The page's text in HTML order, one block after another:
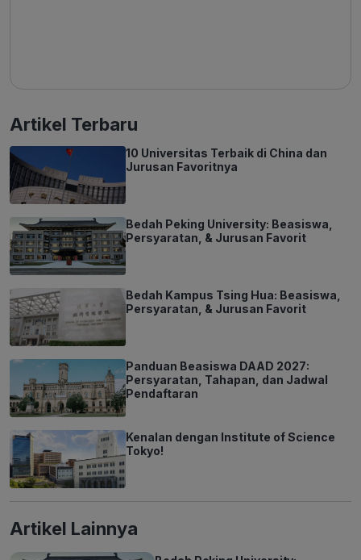
Artikel Terbaru
10 Universitas Terbaik di China dan
Jurusan Favoritnya
Bedah Peking University: Beasiswa,
Persyaratan, & Jurusan Favorit
Bedah Kampus Tsing Hua: Beasiswa,
Persyaratan, & Jurusan Favorit
Panduan Beasiswa DAAD 2027:
Persyaratan, Tahapan, dan Jadwal
Pendaftaran
Kenalan dengan Institute of Science
Tokyo!
Artikel Lainnya